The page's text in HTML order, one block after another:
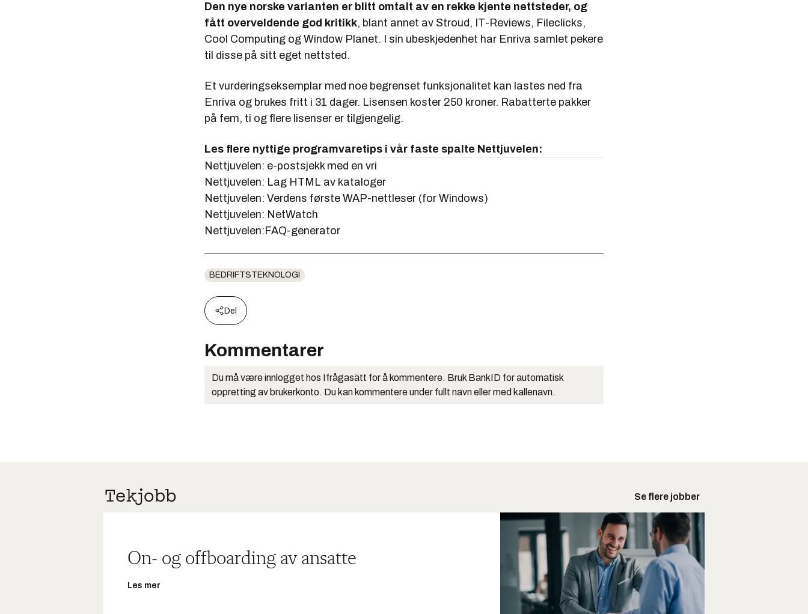
Den nye norske varianten er blitt omtalt av en rekke kjente nettsteder, og
fått overveldende god kritikk, blant annet av Stroud, IT-Reviews, Fileclicks,
Cool Computing og Window Planet. I sin ubeskjedenhet har Enriva samlet pekere
til disse på sitt eget nettsted.
Et vurderingseksemplar med noe begrenset funksjonalitet kan lastes ned fra
Enriva og brukes fritt i 31 dager. Lisensen koster 250 kroner. Rabatterte pakker
på fem, ti og flere lisenser er tilgjengelig.
Les flere nyttige programvaretips i vår faste spalte Nettjuvelen:
Nettjuvelen: e-postsjekk med en vri
Nettjuvelen: Lag HTML av kataloger
Nettjuvelen: Verdens første WAP-nettleser (for Windows)
Nettjuvelen: NetWatch
Nettjuvelen:FAQ-generator
BEDRIFTSTEKNOLOGI
Del
Kommentarer
Du må være innlogget hos Ifrågasätt for å kommentere. Bruk BankID for automatisk
oppretting av brukerkonto. Du kan kommentere under fullt navn eller med kallenavn.
Se flere jobber
On- og offboarding av ansatte
Les mer